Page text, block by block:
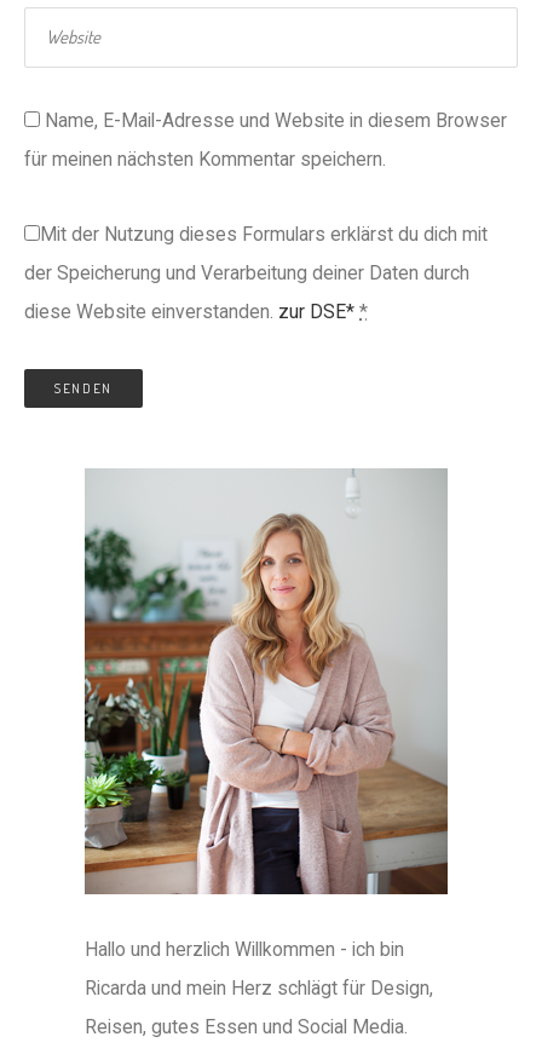
Name, E-Mail-Adresse und Website in diesem Browser
für meinen nächsten Kommentar speichern.
Mit der Nutzung dieses Formulars erklärst du dich mit
der Speicherung und Verarbeitung deiner Daten durch
diese Website einverstanden. zur DSE* *
Hallo und herzlich Willkommen - ich bin
Ricarda und mein Herz schlägt für Design,
Reisen, gutes Essen und Social Media.